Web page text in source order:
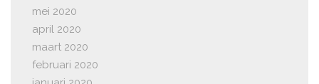
mei 2020
april 2020
maart 2020
februari 2020